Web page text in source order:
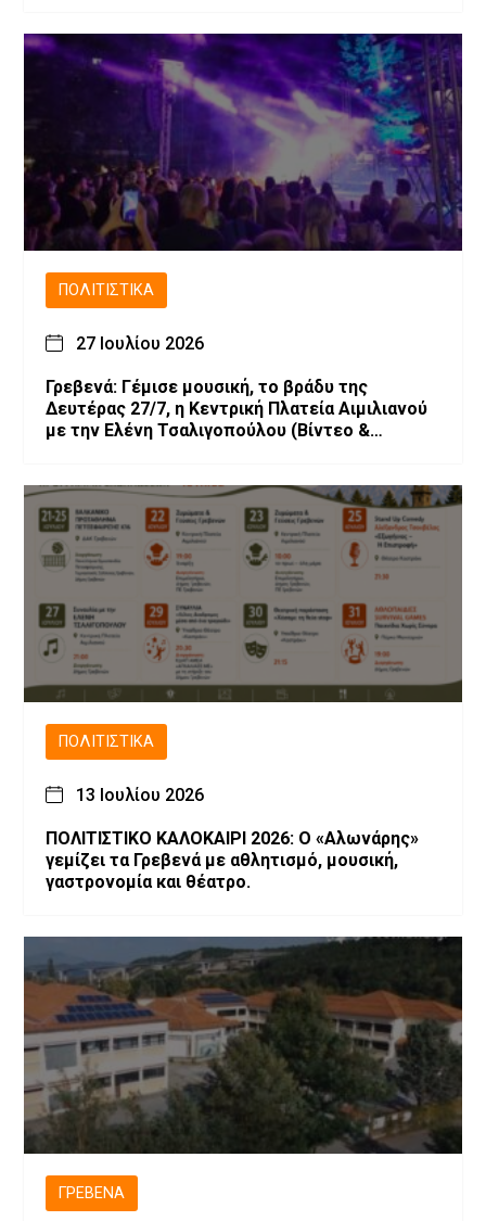
ΠΟΛΙΤΙΣΤΙΚΆ
27 Ιουλίου 2026
Γρεβενά: Γέμισε μουσική, το βράδυ της
Δευτέρας 27/7, η Κεντρική Πλατεία Αιμιλιανού
με την Ελένη Τσαλιγοπούλου (Bίντεο &
ΠΟΛΙΤΙΣΤΙΚΆ
13 Ιουλίου 2026
ΠΟΛΙΤΙΣΤΙΚΟ ΚΑΛΟΚΑΙΡΙ 2026: Ο «Αλωνάρης»
γεμίζει τα Γρεβενά με αθλητισμό, μουσική,
γαστρονομία και θέατρο.
ΓΡΕΒΕΝΆ